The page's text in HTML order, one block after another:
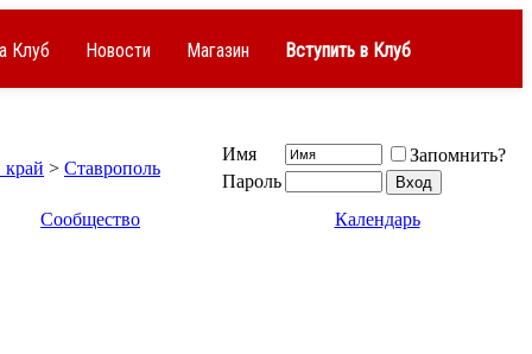
Клуб Новости Магазин Вступить в Клуб
край > Ставрополь
Имя
Запомнить?
Пароль
Сообщество
Календарь